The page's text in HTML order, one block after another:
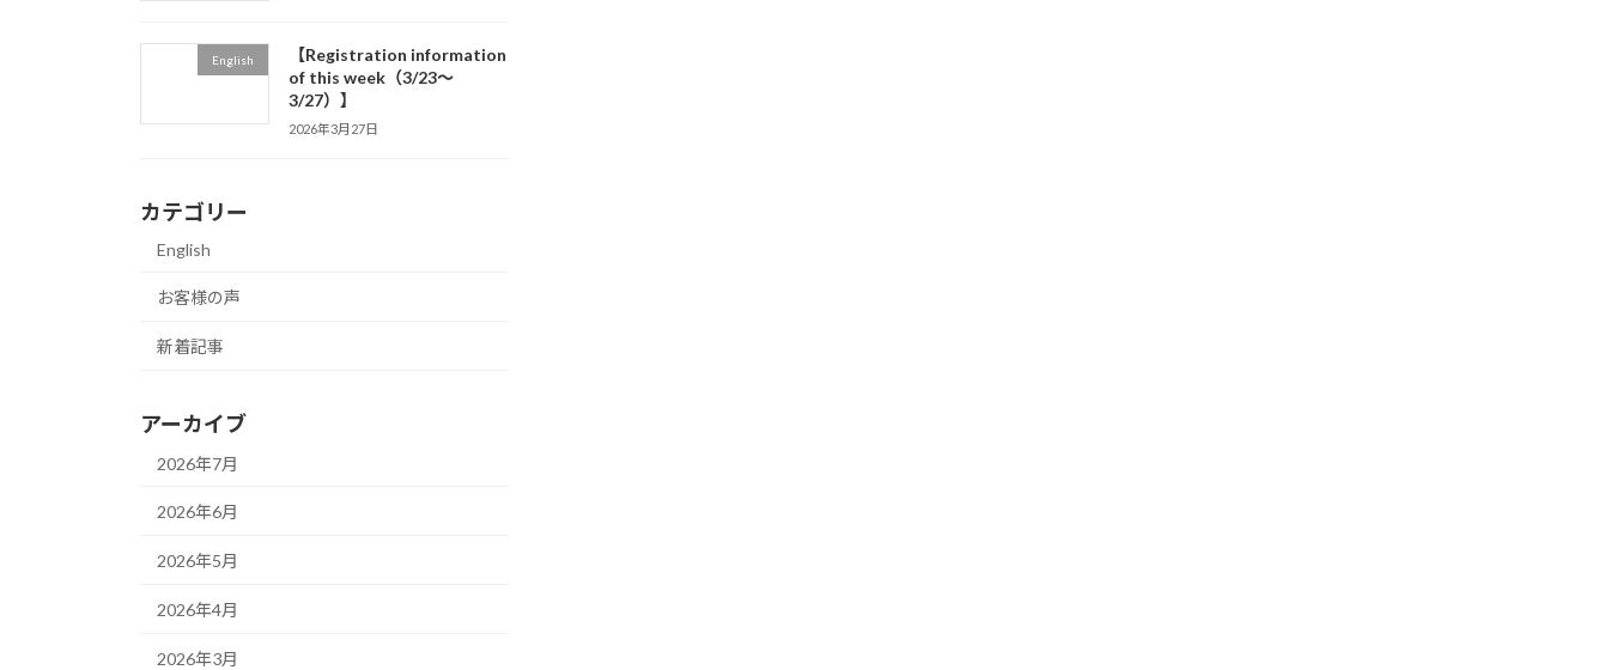
English
【Registration information
of this week（3/23～
3/27）】
2026年3月27日
カテゴリー
English
お客様の声
新着記事
アーカイブ
2026年7月
2026年6月
2026年5月
2026年4月
2026年3月